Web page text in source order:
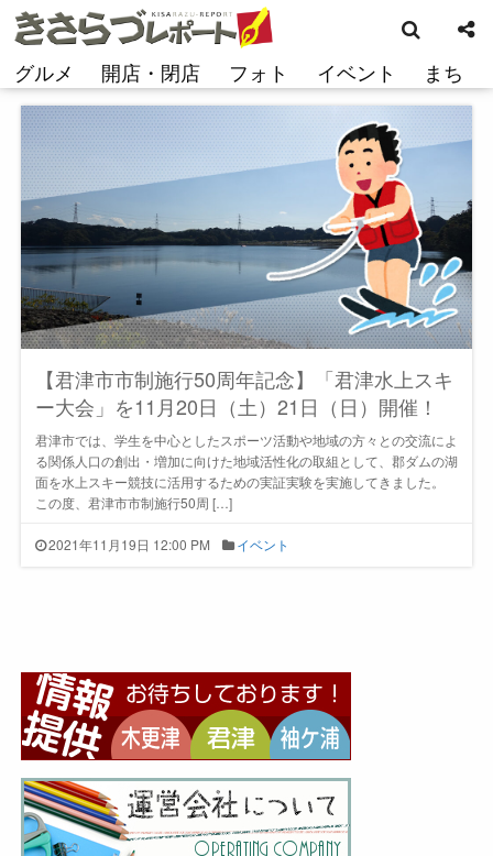
コ
ン
ン
グルメ 開店・閉店 フォト イベント まち
索
【君津市市制施行50周年記念】「君津水上スキ
ー大会」を11月20日（土）21日（日）開催！
君津市では、学生を中心としたスポーツ活動や地域の方々との交流によ
る関係人口の創出・増加に向けた地域活性化の取組として、郡ダムの湖
面を水上スキー競技に活用するための実証実験を実施してきました。
この度、君津市市制施行50周 […]
2021年11月19日 12:00 PM イベント